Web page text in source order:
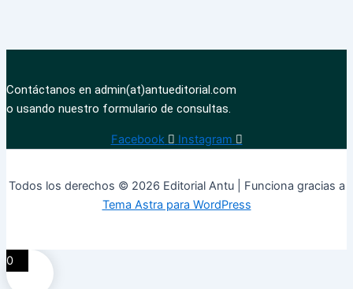
Contáctanos en admin(at)antueditorial.com
o usando nuestro formulario de consultas.
Facebook Instagram
Todos los derechos © 2026 Editorial Antu | Funciona gracias a
Tema Astra para WordPress
0